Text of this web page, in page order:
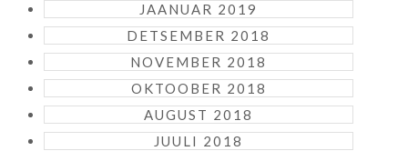
JAANUAR 2019
DETSEMBER 2018
NOVEMBER 2018
OKTOOBER 2018
AUGUST 2018
JUULI 2018